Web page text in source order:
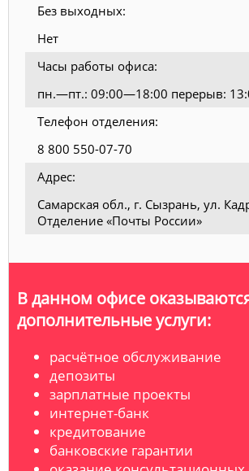
Без выходных:
Нет
Часы работы офиса:
пн.—пт.: 09:00—18:00 перерыв:
Телефон отделения:
8 800 550-07-70
Адрес:
Самарская обл., г. Сызрань, ул.
Отделение «Почты России»
В данном офисе
дополнительные услуги:
расчётное обслуживание
депозиты
зарплатные проекты
интернет-банк
кредитование
банковские гарантии